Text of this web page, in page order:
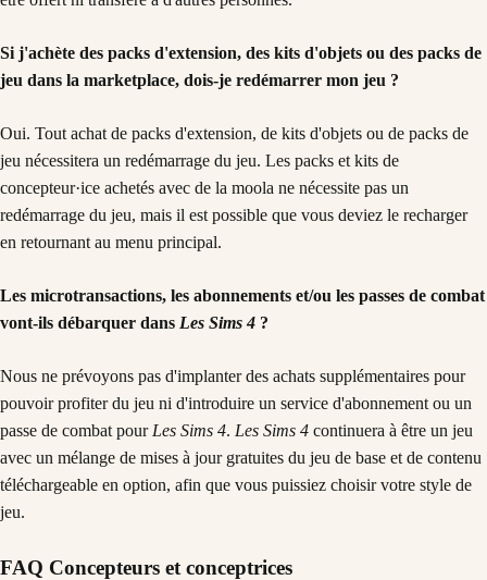
Si j'achète des packs d'extension, des kits d'objets ou des packs de
jeu dans la marketplace, dois-je redémarrer mon jeu ?
Oui. Tout achat de packs d'extension, de kits d'objets ou de packs de
jeu nécessitera un redémarrage du jeu. Les packs et kits de
concepteur·ice achetés avec de la moola ne nécessite pas un
redémarrage du jeu, mais il est possible que vous deviez le recharger
en retournant au menu principal.
Les microtransactions, les abonnements et/ou les passes de combat
vont-ils débarquer dans Les Sims 4 ?
Nous ne prévoyons pas d'implanter des achats supplémentaires pour
pouvoir profiter du jeu ni d'introduire un service d'abonnement ou un
passe de combat pour Les Sims 4. Les Sims 4 continuera à être un jeu
avec un mélange de mises à jour gratuites du jeu de base et de contenu
téléchargeable en option, afin que vous puissiez choisir votre style de
jeu.
FAQ Concepteurs et conceptrices